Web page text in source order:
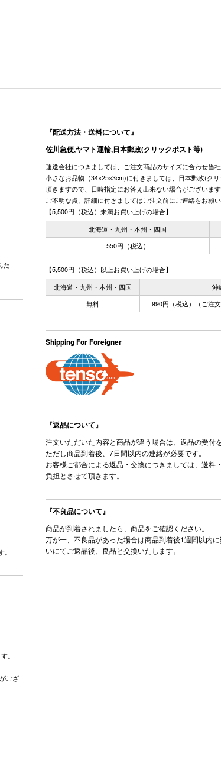
た
。
ござ
『配送方法・送料について』
佐川急便,ヤマト運輸,日本郵政(クリックポスト等)
運送会社につきましては、ご注文商品のサイズに合わせ当
小さなお品物（34×25×3cm)に付きましては、日本郵政(ク
頂きますので、日時指定にお答え出来ない場合がございま
ご不明な点、詳細に付きましてはご注文前にご連絡をお願い
【5,500円（税込）未満お買い上げの場合】
北海道・九州・本州・四国
550円（税込）
【5,500円（税込）以上お買い上げの場合】
北海道・九州・本州・四国
沖
無料
990円（税込）（ご注
Shipping For Foreigner
『返品について』
注文いただいた内容と商品が違う場合は、返品の受付
ただし商品到着後、7日間以内の連絡が必要です。
お客様ご都合による返品・交換につきましては、送料
負担とさせて頂きます。
『不良品について』
商品が到着されましたら、商品をご確認ください。
万が一、不良品があった場合は商品到着後1週間以内
いにてご返品後、良品と交換いたします。